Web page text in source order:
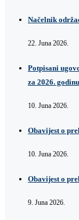
Načelnik
22. Juna 2026.
Potpisani
za 2026. godinu
10. Juna 2026.
Obavijest o
10. Juna 2026.
Obavijest o
9. Juna 2026.